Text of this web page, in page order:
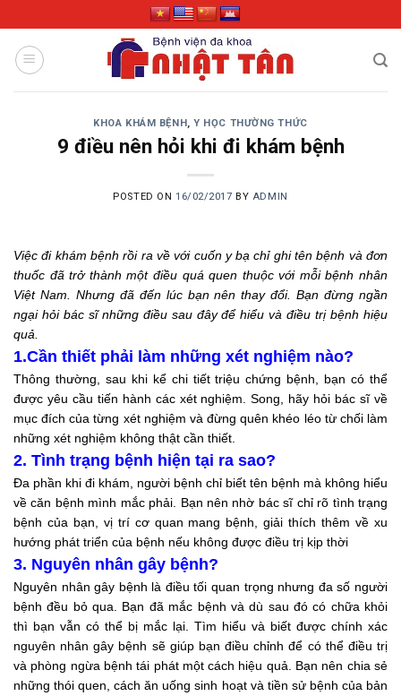
to
content
KHOA KHÁM BỆNH,Y HỌC THƯỜNG THỨC
9 điều nên hỏi khi đi khám bệnh
POSTED ON 16/02/2017 BY ADMIN
Việc đi khám bệnh rồi ra về với cuốn y bạ chỉ ghi tên bệnh và đơn
thuốc đã trở thành một điều quá quen thuộc với mỗi bệnh nhân
Việt Nam. Nhưng đã đến lúc bạn nên thay đổi. Bạn đừng ngần
ngại hỏi bác sĩ những điều sau đây để hiểu và điều trị bệnh hiệu
quả.
1.Cần thiết phải làm những xét nghiệm nào?
Thông thường, sau khi kể chi tiết triệu chứng bệnh, bạn có thể
được yêu cầu tiến hành các xét nghiệm. Song, hãy hỏi bác sĩ về
mục đích của từng xét nghiệm và đừng quên khéo léo từ chối làm
những xét nghiệm không thật cần thiết.
2. Tình trạng bệnh hiện tại ra sao?
Đa phần khi đi khám, người bệnh chỉ biết tên bệnh mà không hiểu
về căn bệnh mình mắc phải. Bạn nên nhờ bác sĩ chỉ rõ tình trạng
bệnh của bạn, vị trí cơ quan mang bệnh, giải thích thêm về xu
hướng phát triển của bệnh nếu không được điều trị kịp thời
3. Nguyên nhân gây bệnh?
Nguyên nhân gây bệnh là điều tối quan trọng nhưng đa số người
bệnh đều bỏ qua. Bạn đã mắc bệnh và dù sau đó có chữa khỏi
thì bạn vẫn có thể bị mắc lại. Tìm hiểu và biết được chính xác
nguyên nhân gây bệnh sẽ giúp bạn điều chỉnh để có thể điều trị
và phòng ngừa bệnh tái phát một cách hiệu quả. Bạn nên chia sẻ
những thói quen, cách ăn uống sinh hoạt và tiền sử bệnh của bản